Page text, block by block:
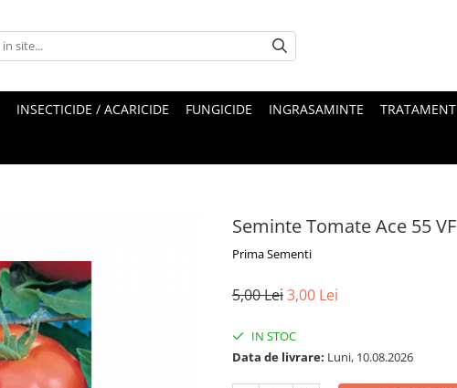
INSECTICIDE / ACARICIDE FUNGICIDE INGRASAMINTE TRATAMENT
Seminte Tomate Ace 55 VF
Prima Sementi
5,00 Lei3,00 Lei
IN STOC
Data de livrare: Luni, 10.08.2026